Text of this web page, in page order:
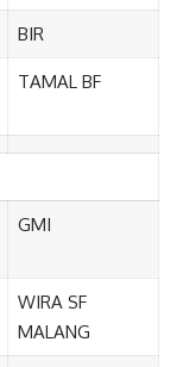
BIR
TAMAL BF
GMI
WIRA SF
MALANG